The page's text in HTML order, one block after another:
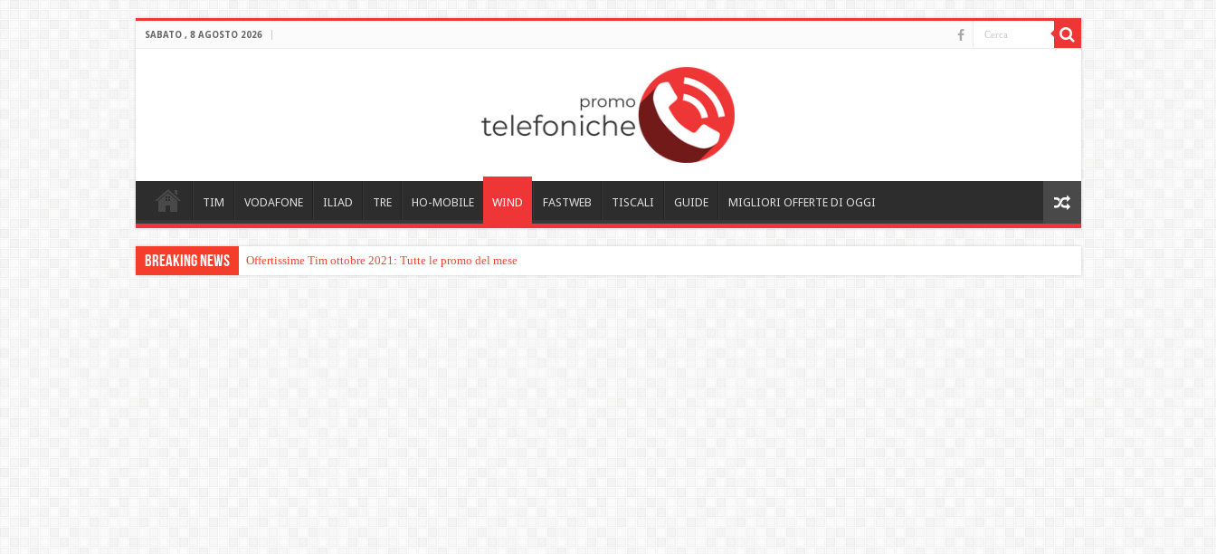
SABATO , 8 AGOSTO 2026
TIM VODAFONE ILIAD TRE HO-MOBILE WIND FASTWEB TISCALI GUIDE MIGLIORI OFFERTE DI OGGI
Breaking News Offertissime Tim ottobre 2021: Tutte le promo del mese